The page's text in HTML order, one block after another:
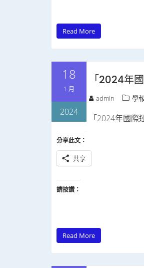
Read More
18
1 月
2024
「2024年
admin 學
「2024年國
分享此文：
共享
請按讚：
Read More